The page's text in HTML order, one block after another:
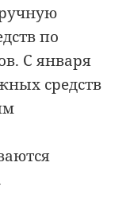
по
С января
средств